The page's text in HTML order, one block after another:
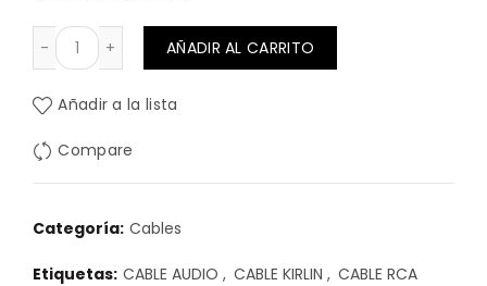
CABLE 2 RCA a 2 RCA 2 METROS KIRLIN cantidad
AÑADIR AL CARRITO
Añadir a la lista
Compare
Categoría: Cables
Etiquetas: CABLE AUDIO , CABLE KIRLIN , CABLE RCA